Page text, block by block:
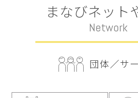
まなびネット
Network
団体／サ